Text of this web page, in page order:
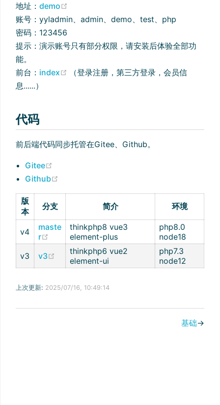
地址： demo
账号：yyladmin、admin、demo、test、php
密码：123456
提示：演示账号只有部分权限，请安装后体验全部功
能。
前台： index (opens new window)
（登录注册，第三方登录，会员信
息......）
代码
前后端代码同步托管在Gitee、Github。
Gitee
Github
版
本
分支 简介 环境
v4
maste
r
(opens new window)
thinkphp8 vue3
element-plus
php8.0
node18
v3
v3 (opens new window)
thinkphp6 vue2
element-ui
php7.3
node12
上次更新: 2025/07/16, 10:49:14
基础→